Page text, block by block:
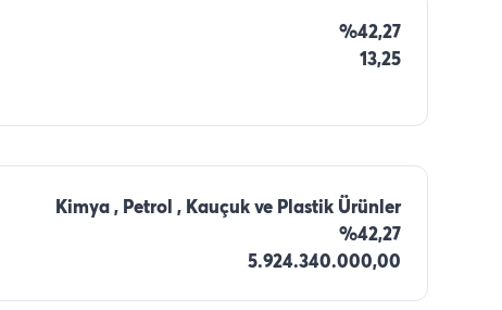
%42,27
13,25
Kimya , Petrol , Kauçuk ve Plastik Ürünler
%42,27
5.924.340.000,00